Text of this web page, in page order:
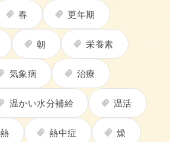
春 更年期
朝 栄養素
気象病 治療
温かい水分補給 温活
熱 熱中症 燥